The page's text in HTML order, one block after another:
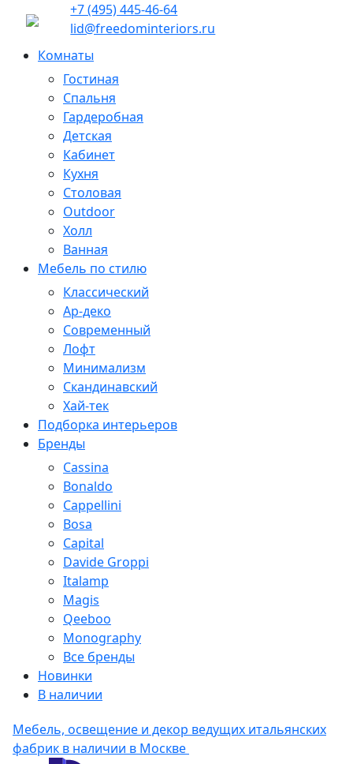
+7 (495) 445-46-64
lid@freedominteriors.ru
Комнаты
Гостиная
Спальня
Гардеробная
Детская
Кабинет
Кухня
Столовая
Outdoor
Холл
Ванная
Мебель по стилю
Классический
Ар-деко
Современный
Лофт
Минимализм
Скандинавский
Хай-тек
Подборка интерьеров
Бренды
Cassina
Bonaldo
Cappellini
Bosa
Capital
Davide Groppi
Italamp
Magis
Qeeboo
Monography
Все бренды
Новинки
В наличии
Мебель, освещение и декор ведущих итальянских
фабрик в наличии в Москве